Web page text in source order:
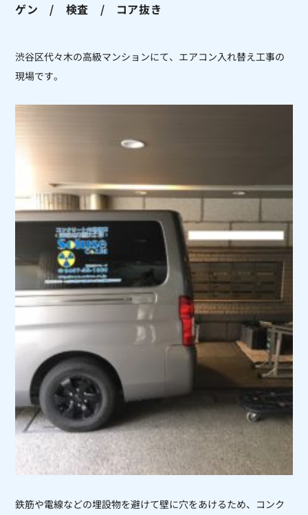
ゲン / 検査 / コア抜き
渋谷区代々木の高級マンションにて、エアコン入れ替え工事の
現場です。
鉄筋や電線などの埋設物を避けて壁に穴をあけるため、コンク